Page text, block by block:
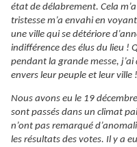
état de délabrement. Cela
tristesse m’a envahi en
une ville qui se détériore
indifférence des élus du lieu !
pendant la grande messe,
envers leur peuple et leur ville !
Nous avons eu le 19
sont passés dans un climat
n’ont pas remarqué
les résultats des votes. Il y a